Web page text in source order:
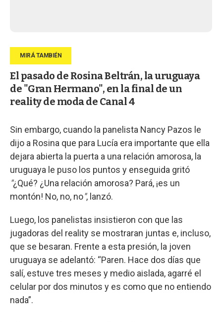
El pasado de Rosina Beltrán, la uruguaya
de "Gran Hermano", en la final de un
reality de moda de Canal 4
Sin embargo, cuando la panelista Nancy Pazos le
dijo a Rosina que para Lucía era importante que ella
dejara abierta la puerta a una relación amorosa, la
uruguaya le puso los puntos y enseguida gritó
"¿Qué? ¿Una relación amorosa? Pará, ¡es un
montón! No, no, no", lanzó.
Luego, los panelistas insistieron con que las
jugadoras del reality se mostraran juntas e, incluso,
que se besaran. Frente a esta presión, la joven
uruguaya se adelantó: “Paren. Hace dos días que
salí, estuve tres meses y medio aislada, agarré el
celular por dos minutos y es como que no entiendo
nada”.